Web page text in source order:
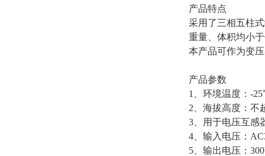
产品特点
采用了三相五柱
重量、体积均小
本产品可作为变
产品参数
1、环境温度：-
2、海拔高度：不
3、用于电压互感
4、输入电压：
5、输出电压：